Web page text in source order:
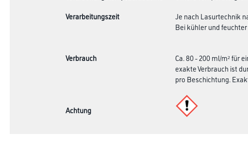
Verarbeitungszeit
Je nach Lasurtechnik
Bei kühler und
Verbrauch
Ca. 80 - 200 ml/m² für
exakte Verbrauch ist
pro Beschichtung.
Achtung